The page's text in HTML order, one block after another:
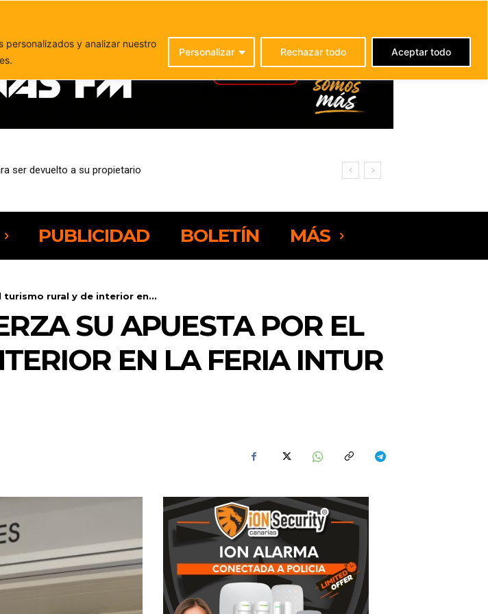
personalizados y analizar nuestro
Personalizar Rechazar todo Aceptar todo
sobre los espacios naturales de Fuerteventura
PUBLICIDAD BOLETÍN MÁS
rural y de interior en...
SU APUESTA POR EL
EN LA FERIA INTUR